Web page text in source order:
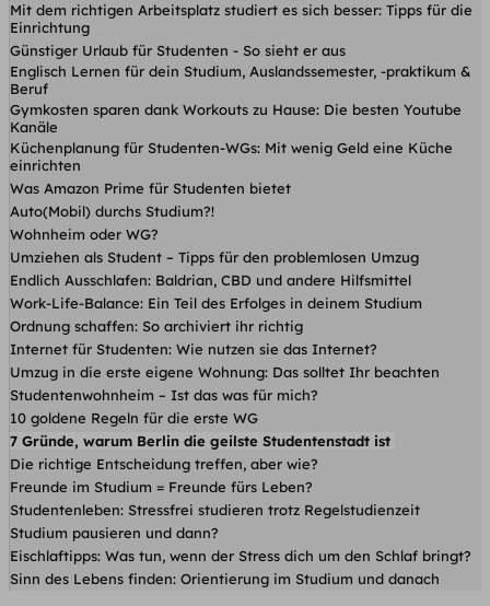
Mit dem richtigen Arbeitsplatz studiert es sich besser: Tipps für die
Einrichtung
Günstiger Urlaub für Studenten - So sieht er aus
Englisch Lernen für dein Studium, Auslandssemester, -praktikum &
Beruf
Gymkosten sparen dank Workouts zu Hause: Die besten Youtube
Kanäle
Küchenplanung für Studenten-WGs: Mit wenig Geld eine Küche
einrichten
Was Amazon Prime für Studenten bietet
Auto(Mobil) durchs Studium?!
Wohnheim oder WG?
Umziehen als Student – Tipps für den problemlosen Umzug
Endlich Ausschlafen: Baldrian, CBD und andere Hilfsmittel
Work-Life-Balance: Ein Teil des Erfolges in deinem Studium
Ordnung schaffen: So archiviert ihr richtig
Internet für Studenten: Wie nutzen sie das Internet?
Umzug in die erste eigene Wohnung: Das solltet Ihr beachten
Studentenwohnheim – Ist das was für mich?
10 goldene Regeln für die erste WG
7 Gründe, warum Berlin die geilste Studentenstadt ist
Die richtige Entscheidung treffen, aber wie?
Freunde im Studium = Freunde fürs Leben?
Studentenleben: Stressfrei studieren trotz Regelstudienzeit
Studium pausieren und dann?
Eischlaftipps: Was tun, wenn der Stress dich um den Schlaf bringt?
Sinn des Lebens finden: Orientierung im Studium und danach